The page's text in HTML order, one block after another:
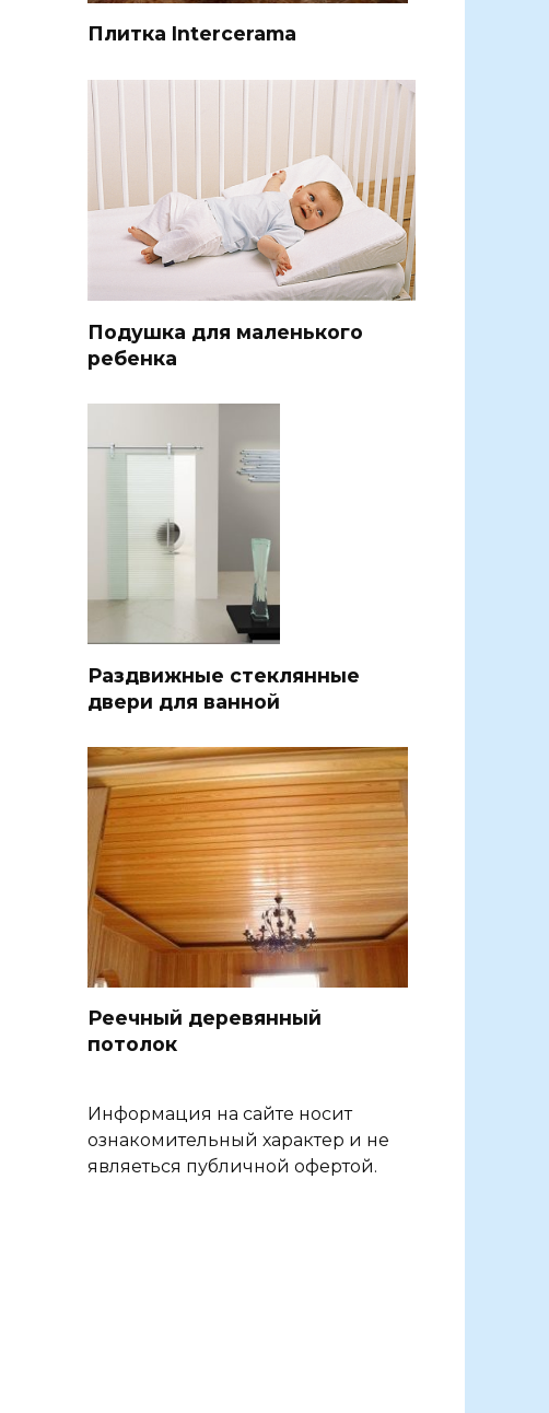
Плитка Intercerama
Подушка для маленького
ребенка
Раздвижные стеклянные
двери для ванной
Реечный деревянный
потолок
Информация на сайте носит
ознакомительный характер и не
являеться публичной офертой.